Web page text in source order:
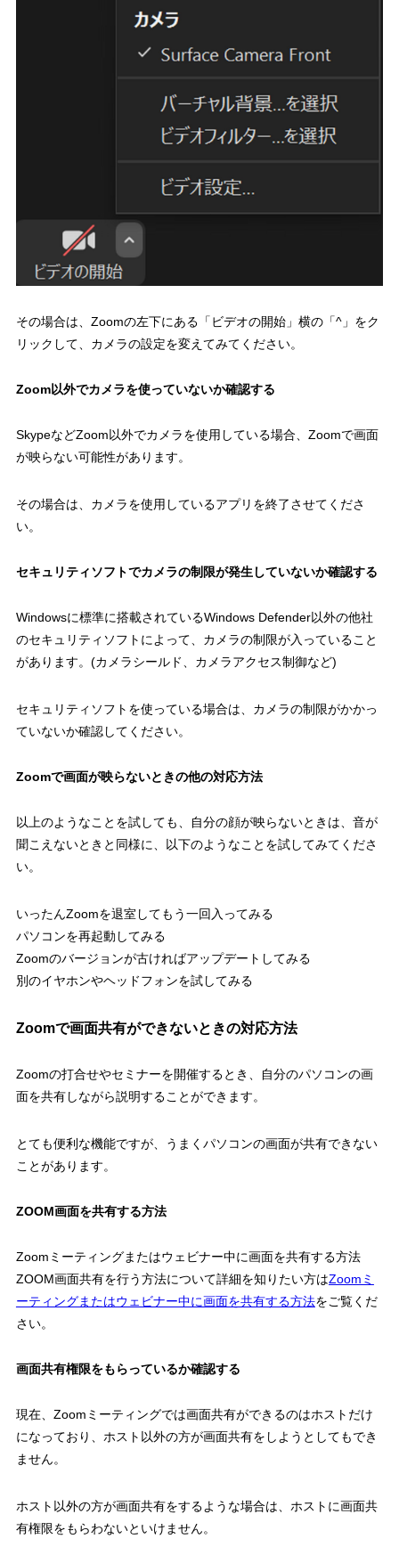
その場合は、Zoomの左下にある「ビデオの開始」横の「^」をク
リックして、カメラの設定を変えてみてください。
Zoom以外でカメラを使っていないか確認する
SkypeなどZoom以外でカメラを使用している場合、Zoomで画面
が映らない可能性があります。
その場合は、カメラを使用しているアプリを終了させてくださ
い。
セキュリティソフトでカメラの制限が発生していないか確認する
Windowsに標準に搭載されているWindows Defender以外の他社
のセキュリティソフトによって、カメラの制限が入っていること
があります。(カメラシールド、カメラアクセス制御など)
セキュリティソフトを使っている場合は、カメラの制限がかかっ
ていないか確認してください。
Zoomで画面が映らないときの他の対応方法
以上のようなことを試しても、自分の顔が映らないときは、音が
聞こえないときと同様に、以下のようなことを試してみてくださ
い。
いったんZoomを退室してもう一回入ってみる
パソコンを再起動してみる
Zoomのバージョンが古ければアップデートしてみる
別のイヤホンやヘッドフォンを試してみる
Zoomで画面共有ができないときの対応方法
Zoomの打合せやセミナーを開催するとき、自分のパソコンの画
面を共有しながら説明することができます。
とても便利な機能ですが、うまくパソコンの画面が共有できない
ことがあります。
ZOOM画面を共有する方法
Zoomミーティングまたはウェビナー中に画面を共有する方法
ZOOM画面共有を行う方法について詳細を知りたい方はZoomミ
ーティングまたはウェビナー中に画面を共有する方法をご覧くだ
さい。
画面共有権限をもらっているか確認する
現在、Zoomミーティングでは画面共有ができるのはホストだけ
になっており、ホスト以外の方が画面共有をしようとしてもでき
ません。
ホスト以外の方が画面共有をするような場合は、ホストに画面共
有権限をもらわないといけません。